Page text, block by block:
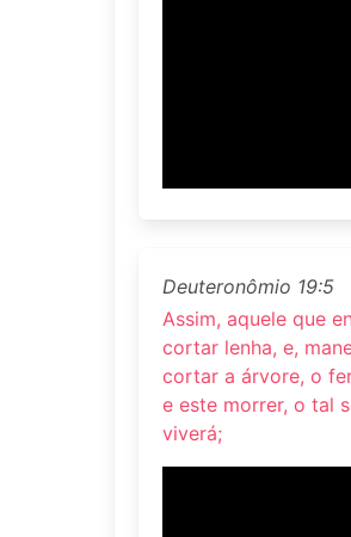
Deuteronômio 19:5
Assim, aquele que
cortar lenha, e,
cortar a árvore, o
e este morrer, o tal
viverá;